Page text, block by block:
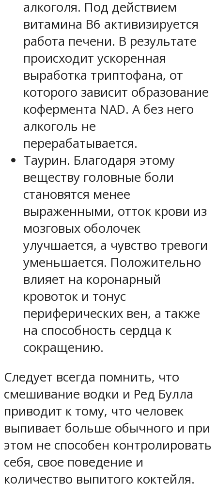
алкоголя. Под действием
витамина В6 активизируется
работа печени. В результате
происходит ускоренная
выработка триптофана, от
которого зависит образование
кофермента NAD. А без него
алкоголь не
перерабатывается.
Таурин. Благодаря этому
веществу головные боли
становятся менее
выраженными, отток крови из
мозговых оболочек
улучшается, а чувство тревоги
уменьшается. Положительно
влияет на коронарный
кровоток и тонус
периферических вен, а также
на способность сердца к
сокращению.
Следует всегда помнить, что
смешивание водки и Ред Булла
приводит к тому, что человек
выпивает больше обычного и при
этом не способен контролировать
себя, свое поведение и
количество выпитого коктейля.